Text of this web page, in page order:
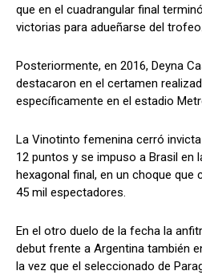
que en el cuadrangular final
victorias para adueñarse del trofeo.
Posteriormente, en 2016, Deyna
destacaron en el certamen
específicamente en el estadio
La Vinotinto femenina cerró
12 puntos y se impuso a Brasil en
hexagonal final, en un choque
45 mil espectadores.
En el otro duelo de la fecha la
debut frente a Argentina también
la vez que el seleccionado de